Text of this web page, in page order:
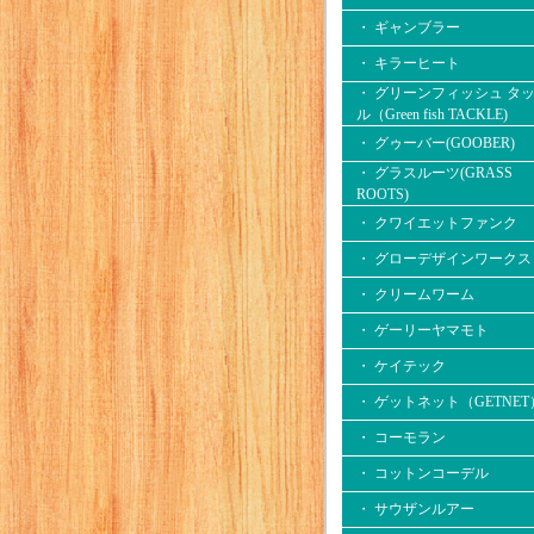
・ ギャンブラー
・ キラーヒート
・ グリーンフィッシュ タ
ル（Green fish TACKLE)
・ グゥーバー(GOOBER)
・ グラスルーツ(GRASS
ROOTS)
・ クワイエットファンク
・ グローデザインワークス
・ クリームワーム
・ ゲーリーヤマモト
・ ケイテック
・ ゲットネット（GETNET
・ コーモラン
・ コットンコーデル
・ サウザンルアー